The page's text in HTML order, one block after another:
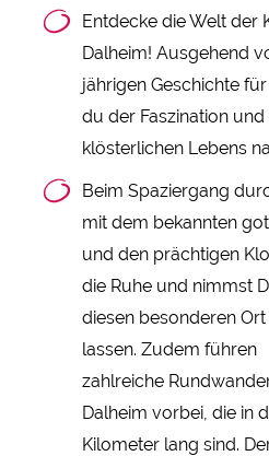
Entdecke die Welt der
Dalheim! Ausgehend
jährigen Geschichte
du der Faszination
klösterlichen Lebens
Beim Spaziergang
mit dem bekannten
und den prächtigen
die Ruhe und nimmst
diesen besonderen
lassen. Zudem führen
zahlreiche
Dalheim vorbei, die in
Kilometer lang sind.